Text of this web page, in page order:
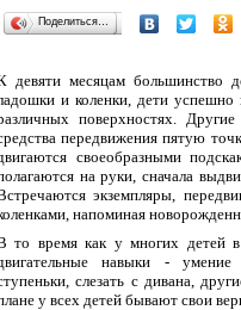
Поделиться…
девяти месяцам большинство
и коленки, дети успешно
поверхностях.
передвижения пятую
своеобразными
на руки, сначала
экземпляры,
напоминая
то время как у многих детей в
навыки - умение
слезать с дивана,
у всех детей бывают свои